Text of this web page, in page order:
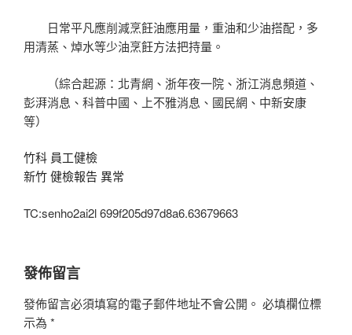
日常平凡應削減烹飪油應用量，重油和少油搭配，多
用清蒸、焯水等少油烹飪方法把持量。
（綜合起源：北青網、浙年夜一院、浙江消息頻道、
彭湃消息、科普中國、上不雅消息、國民網、中新安康
等）
竹科 員工健檢
新竹 健檢報告 異常
TC:senho2ai2l 699f205d97d8a6.63679663
發佈留言
發佈留言必須填寫的電子郵件地址不會公開。 必填欄位標
示為 *